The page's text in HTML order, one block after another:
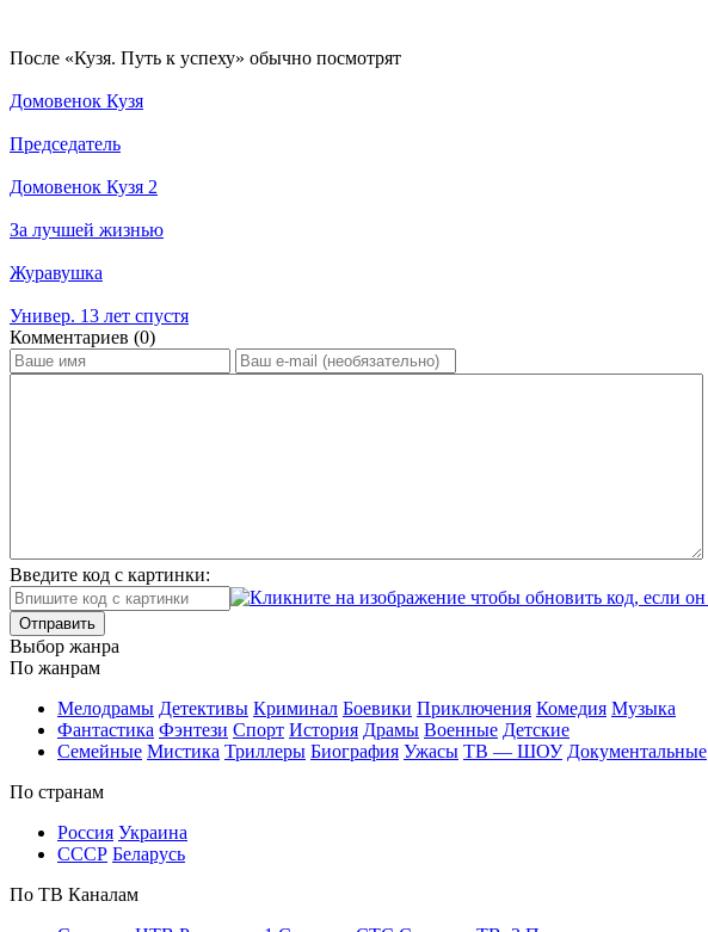
По­сле «Кузя. Путь к успеху» обыч­но по­смот­рят
Домовенок Кузя
Председатель
Домовенок Кузя 2
За лучшей жизнью
Журавушка
Универ. 13 лет спустя
Ком­мен­та­ри­ев (0)
Введите код с картинки:
Отправить
Вы­бор жан­ра
По жан­рам
Ме­ло­дра­мы Де­тек­ти­вы Кри­ми­нал Бое­ви­ки При­клю­че­ния Ко­ме­дия Му­зы­ка
Фан­та­сти­ка Фэн­те­зи Спорт Ис­то­рия Дра­мы Во­ен­ные Дет­ские
Се­мей­ные Мис­ти­ка Трил­ле­ры Био­гра­фия Ужа­сы ТВ — ШОУ До­ку­мен­таль­ные
По стра­нам
Рос­сия Ук­раи­на
СССР Бе­ла­русь
По ТВ Ка­на­лам